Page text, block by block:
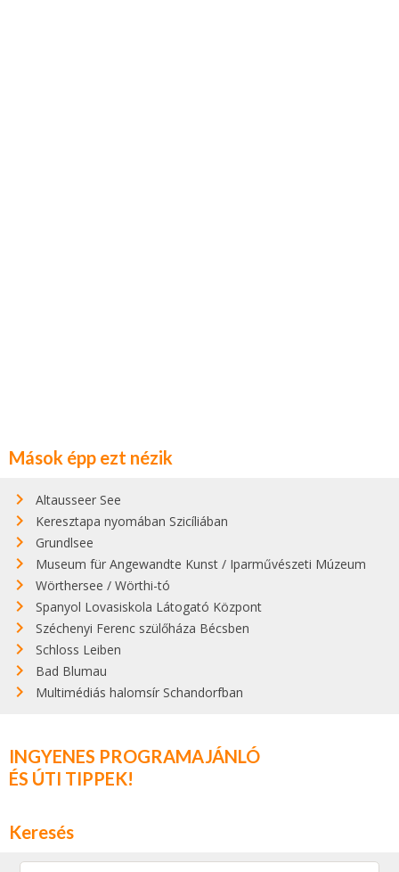
Mások épp ezt nézik
Altausseer See
Keresztapa nyomában Szicíliában
Grundlsee
Museum für Angewandte Kunst / Iparművészeti Múzeum
Wörthersee / Wörthi-tó
Spanyol Lovasiskola Látogató Központ
Széchenyi Ferenc szülőháza Bécsben
Schloss Leiben
Bad Blumau
Multimédiás halomsír Schandorfban
INGYENES PROGRAMAJÁNLÓ
ÉS ÚTI TIPPEK!
Keresés